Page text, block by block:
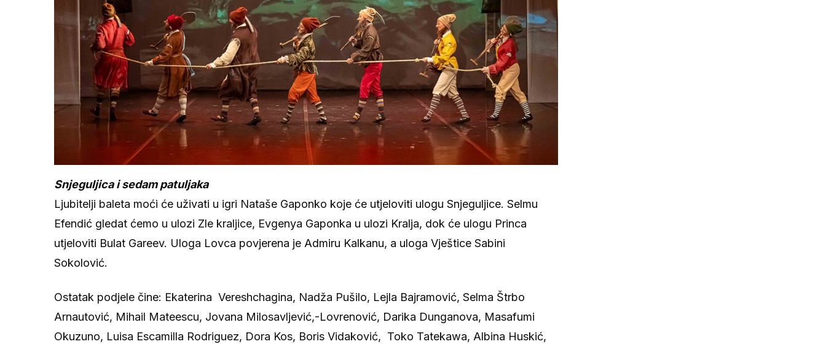
Snjeguljica i sedam patuljaka
Ljubitelji baleta moći će uživati u igri Nataše Gaponko koje će utjeloviti ulogu Snjeguljice. Selmu
Efendić gledat ćemo u ulozi Zle kraljice, Evgenya Gaponka u ulozi Kralja, dok će ulogu Princa
utjeloviti Bulat Gareev. Uloga Lovca povjerena je Admiru Kalkanu, a uloga Vještice Sabini
Sokolović.
Ostatak podjele čine: Ekaterina Vereshchagina, Nadža Pušilo, Lejla Bajramović, Selma Štrbo
Arnautović, Mihail Mateescu, Jovana Milosavljević,-Lovrenović, Darika Dunganova, Masafumi
Okuzuno, Luisa Escamilla Rodriguez, Dora Kos, Boris Vidaković, Toko Tatekawa, Albina Huskić,